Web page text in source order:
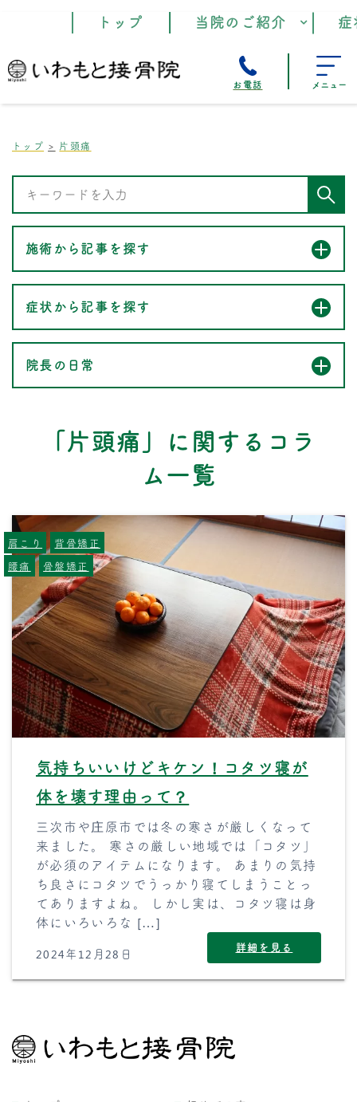
トップ 当院のご紹介
お電話 メニュー
トップ 片頭痛
施術から記事を探す
症状から記事を探す
院長の日常
「片頭痛」に関するコラ
ム一覧
気持ちいいけどキケン！コタツ寝が
体を壊す理由って？
三次市や庄原市では冬の寒さが厳しくなって
来ました。 寒さの厳しい地域では「コタツ」
が必須のアイテムになります。 あまりの気持
ち良さにコタツでうっかり寝てしまうことっ
てありますよね。 しかし実は、コタツ寝は身
体にいろいろな […]
2024年12月28日 詳細を見る
肩こり
背骨矯正
腰痛
骨盤矯正